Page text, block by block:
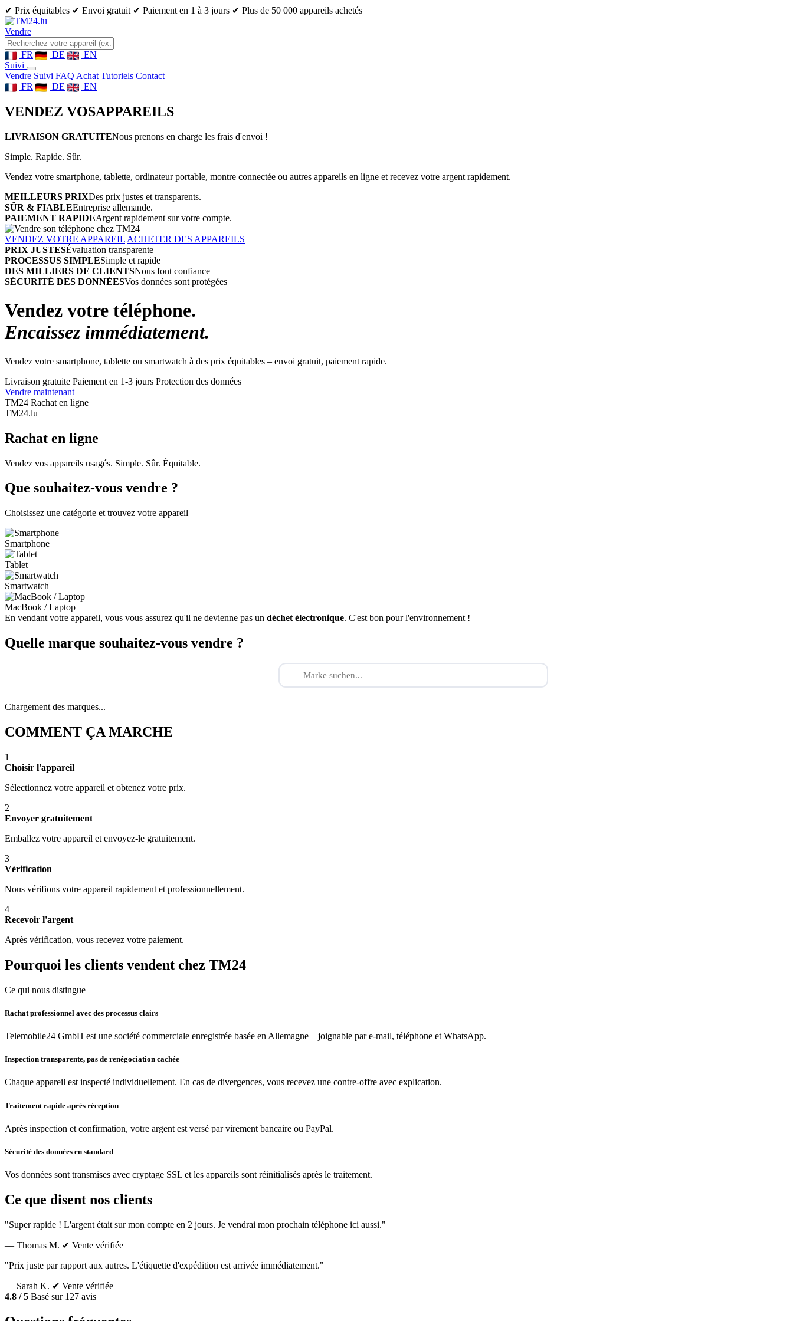
✔ Prix équitables ✔ Envoi gratuit ✔ Paiement en 1 à 3 jours ✔ Plus de 50 000 appareils achetés
Vendre
FR DE
EN
Suivi
Vendre Suivi FAQ Achat Tutoriels Contact
FR
DE EN
VENDEZ VOSAPPAREILS
LIVRAISON GRATUITENous prenons en charge les frais d'envoi !
Simple. Rapide. Sûr.
Vendez votre smartphone, tablette, ordinateur portable, montre connectée ou autres appareils en ligne et recevez votre argent rapidement.
MEILLEURS PRIXDes prix justes et transparents.
SÛR & FIABLEEntreprise allemande.
PAIEMENT RAPIDEArgent rapidement sur votre compte.
VENDEZ VOTRE APPAREIL ACHETER DES APPAREILS
PRIX JUSTESÉvaluation transparente
PROCESSUS SIMPLESimple et rapide
DES MILLIERS DE CLIENTSNous font confiance
SÉCURITÉ DES DONNÉESVos données sont protégées
Vendez votre téléphone.
Encaissez immédiatement.
Vendez votre smartphone, tablette ou smartwatch à des prix équitables – envoi gratuit, paiement rapide.
Livraison gratuite Paiement en 1-3 jours Protection des données
Vendre maintenant
TM24 Rachat en ligne
TM24.lu
Rachat en ligne
Vendez vos appareils usagés. Simple. Sûr. Équitable.
Que souhaitez-vous vendre ?
Choisissez une catégorie et trouvez votre appareil
Smartphone
Tablet
Smartwatch
MacBook / Laptop
En vendant votre appareil, vous vous assurez qu'il ne devienne pas un déchet électronique. C'est bon pour l'environnement !
Quelle marque souhaitez-vous vendre ?
Chargement des marques...
COMMENT ÇA MARCHE
1
Choisir l'appareil
Sélectionnez votre appareil et obtenez votre prix.
2
Envoyer gratuitement
Emballez votre appareil et envoyez-le gratuitement.
3
Vérification
Nous vérifions votre appareil rapidement et professionnellement.
4
Recevoir l'argent
Après vérification, vous recevez votre paiement.
Pourquoi les clients vendent chez TM24
Ce qui nous distingue
Rachat professionnel avec des processus clairs
Telemobile24 GmbH est une société commerciale enregistrée basée en Allemagne – joignable par e-mail, téléphone et WhatsApp.
Inspection transparente, pas de renégociation cachée
Chaque appareil est inspecté individuellement. En cas de divergences, vous recevez une contre-offre avec explication.
Traitement rapide après réception
Après inspection et confirmation, votre argent est versé par virement bancaire ou PayPal.
Sécurité des données en standard
Vos données sont transmises avec cryptage SSL et les appareils sont réinitialisés après le traitement.
Ce que disent nos clients
"Super rapide ! L'argent était sur mon compte en 2 jours. Je vendrai mon prochain téléphone ici aussi."
— Thomas M. ✔ Vente vérifiée
"Prix juste par rapport aux autres. L'étiquette d'expédition est arrivée immédiatement."
— Sarah K. ✔ Vente vérifiée
4.8 / 5 Basé sur 127 avis